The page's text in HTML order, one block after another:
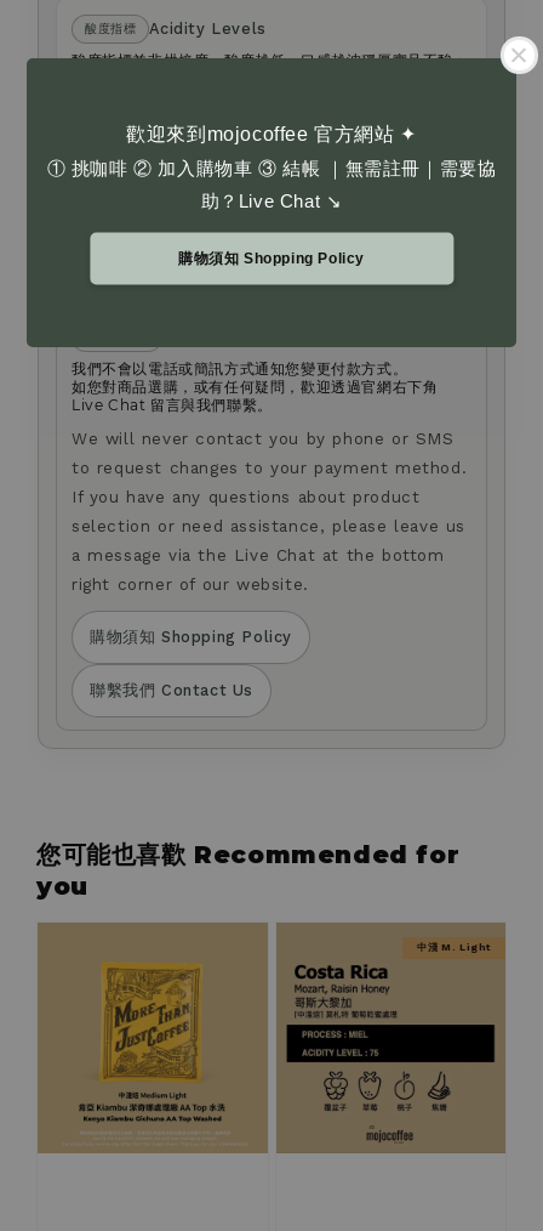
歡迎來到mojocoffee 官方網站 ✦
① 挑咖啡 ② 加入購物車 ③ 結帳 ｜無需註冊｜需要協
助？Live Chat ↘
購物須知 Shopping Policy
酸度指標
Acidity Levels
酸度指標並非烘焙度。酸度越低，口感越沈穩厚實且不酸；
acidity level indicates a heavier, less acidic
taste; a higher level indicates brighter fruit
acidity and a lighter taste.
了解更多 Learn More
我們不會以電話或簡訊方式通知您變更付款方式。
如您對商品選購，或有任何疑問，歡迎透過官網右下角
Live Chat 留言與我們聯繫。
We will never contact you by phone or SMS
to request changes to your payment method.
If you have any questions about product
selection or need assistance, please leave us
a message via the Live Chat at the bottom
right corner of our website.
購物須知 Shopping Policy
聯繫我們 Contact Us
您可能也喜歡 Recommended for
you
中淺 M. Light